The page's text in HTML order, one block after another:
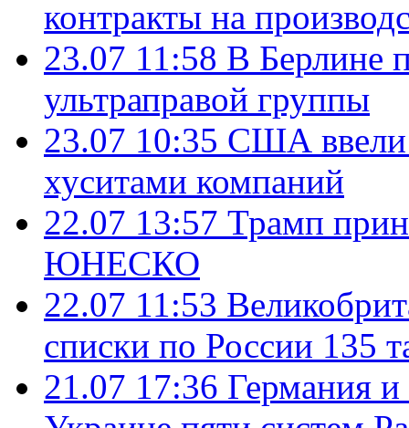
контракты на
23.07 11:58 В Берлине
ультраправой группы
23.07 10:35 США ввели
хуситами компаний
22.07 13:57 Трамп
ЮНЕСКО
22.07 11:53
списки по России 135
21.07 17:36 Германия